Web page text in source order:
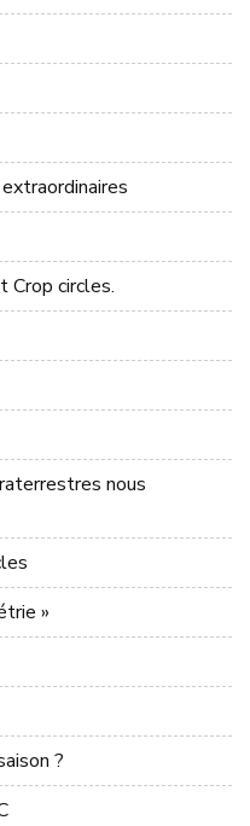
Crop circles.
nous
»
?